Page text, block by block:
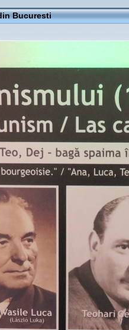
Bucuresti